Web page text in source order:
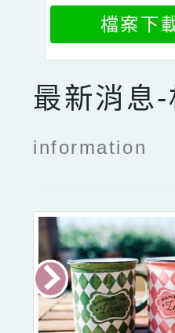
檔案下
最新消息
information